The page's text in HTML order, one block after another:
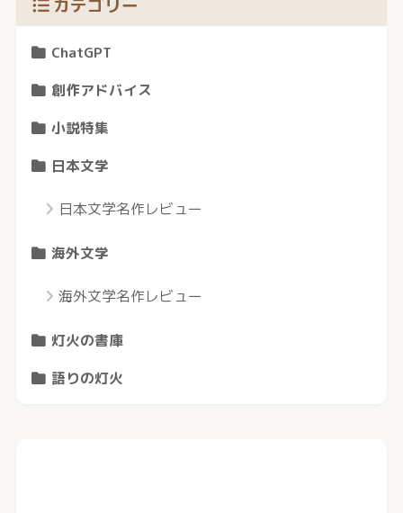
カテゴリー
ChatGPT
創作アドバイス
小説特集
日本文学
日本文学名作レビュー
海外文学
海外文学名作レビュー
灯火の書庫
語りの灯火